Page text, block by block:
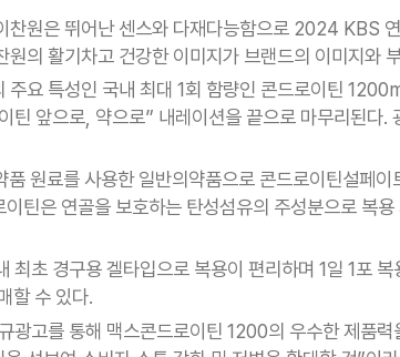
찬원은 뛰어난 센스와 다재다능함으로 2024 KBS
원의 활기차고 건강한 이미지가 브랜드의 이미지와
주요 특성인 국내 최대 1회 함량인 콘드로이틴
틴 앞으로, 약으로” 내레이션을 끝으로 마무리된다.
원료를 사용한 일반의약품으로 콘드로이틴설페이
틴은 연골을 보호하는 탄성섬유의 주성분으로 복용
최초 경구용 겔타입으로 복용이 편리하며 1일 1포
할 수 있다.
광고를 통해 맥스콘드로이틴 1200의 우수한 제품